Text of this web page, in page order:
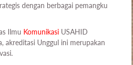
dengan berbagai pemangku
Ilmu Komunikasi USAHID
akreditasi Unggul ini merupakan